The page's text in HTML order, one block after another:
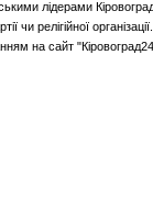
лідерами
чи релігійної
на сайт